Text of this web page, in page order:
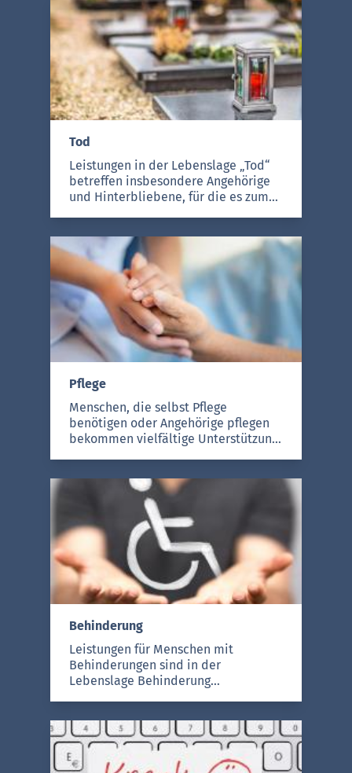
Tod
Leistungen in der Lebenslage „Tod“
betreffen insbesondere Angehörige
und Hinterbliebene, für die es zum
die zum anderen Belange des
Verstorbenen regeln müssen.
Pflege
Menschen, die selbst Pflege
benötigen oder Angehörige pflegen
bekommen vielfältige Unterstützung
zur Finanzierung von Umbauarbeiten
in der eigenen Wohnung.
Behinderung
Leistungen für Menschen mit
Behinderungen sind in der
Lebenslage Behinderung
bestimmten Beeinträchtigungen im
Rahmen der Feststellung des Grads
der Behinderung und deren